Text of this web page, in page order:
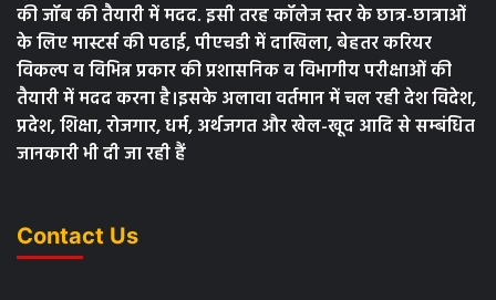
की जॉब की तैयारी में मदद. इसी तरह कॉलेज स्तर के छात्र-छात्राओं
के लिए मास्टर्स की पढाई, पीएचडी में दाखिला, बेहतर करियर
विकल्प व विभिन्न प्रकार की प्रशासनिक व विभागीय परीक्षाओं की
तैयारी में मदद करना है।इसके अलावा वर्तमान में चल रही देश विदेश,
प्रदेश, शिक्षा, रोजगार, धर्म, अर्थजगत और खेल-खूद आदि से सम्बंधित
जानकारी भी दी जा रही हैं
Contact Us